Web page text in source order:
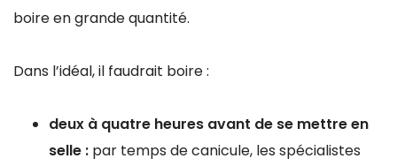
boire en grande quantité.
Dans l’idéal, il faudrait boire :
deux à quatre heures avant de se mettre en
selle : par temps de canicule, les spécialistes